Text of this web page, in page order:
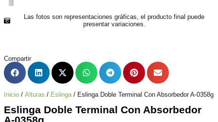
Las fotos son representaciones gráficas, el producto final puede
presentar variaciones.
Compartir
Inicio / Alturas / Eslinga/ Eslinga Doble Terminal Con Absorbedor A-0358g
Eslinga Doble Terminal Con Absorbedor